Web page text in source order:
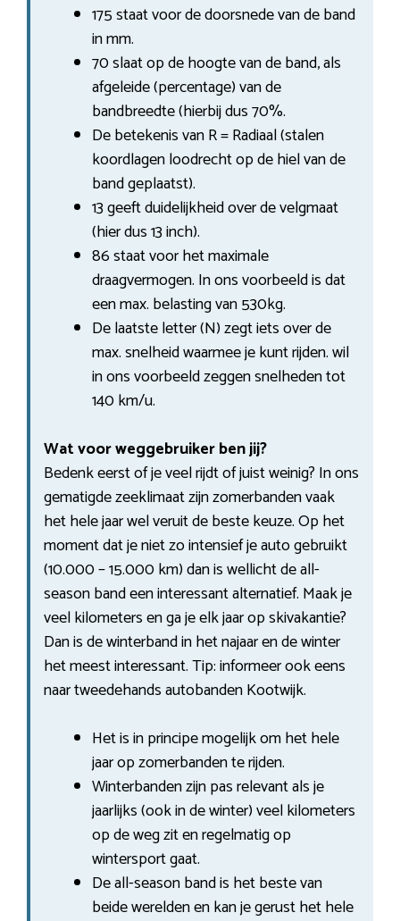
175 staat voor de doorsnede van de band
in mm.
70 slaat op de hoogte van de band, als
afgeleide (percentage) van de
bandbreedte (hierbij dus 70%.
De betekenis van R = Radiaal (stalen
koordlagen loodrecht op de hiel van de
band geplaatst).
13 geeft duidelijkheid over de velgmaat
(hier dus 13 inch).
86 staat voor het maximale
draagvermogen. In ons voorbeeld is dat
een max. belasting van 530kg.
De laatste letter (N) zegt iets over de
max. snelheid waarmee je kunt rijden. wil
in ons voorbeeld zeggen snelheden tot
140 km/u.
Wat voor weggebruiker ben jij?
Bedenk eerst of je veel rijdt of juist weinig? In ons
gematigde zeeklimaat zijn zomerbanden vaak
het hele jaar wel veruit de beste keuze. Op het
moment dat je niet zo intensief je auto gebruikt
(10.000 – 15.000 km) dan is wellicht de all-
season band een interessant alternatief. Maak je
veel kilometers en ga je elk jaar op skivakantie?
Dan is de winterband in het najaar en de winter
het meest interessant. Tip: informeer ook eens
naar tweedehands autobanden Kootwijk.
Het is in principe mogelijk om het hele
jaar op zomerbanden te rijden.
Winterbanden zijn pas relevant als je
jaarlijks (ook in de winter) veel kilometers
op de weg zit en regelmatig op
wintersport gaat.
De all-season band is het beste van
beide werelden en kan je gerust het hele